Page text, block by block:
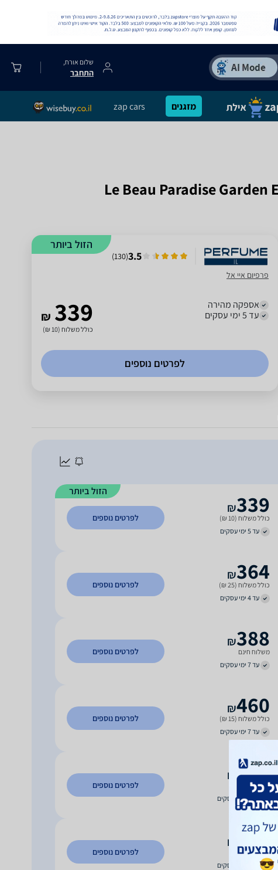
שלום אורח,
התחבר
מזגנים zap cars
הזול ביותר
3.5
(
130
)
פרפיום איי אל
אספקה מהירה
עד 5 ימי עסקים
₪ 339
כולל משלוח (10 ₪)
לפרטים נוספים
הזול ביותר
339
₪
כולל משלוח (10 ₪)
עד 5 ימי עסקים
לפרטים נוספים
364
₪
כולל משלוח (25 ₪)
עד 4 ימי עסקים
לפרטים נוספים
388
₪
משלוח חינם
עד 7 ימי עסקים
לפרטים נוספים
460
₪
כולל משלוח (15 ₪)
עד 7 ימי עסקים
לפרטים נוספים
646
₪
משלוח חינם
עד 14 ימי עסקים
לפרטים נוספים
649
₪
משלוח חינם
עד 14 ימי עסקים
לפרטים נוספים